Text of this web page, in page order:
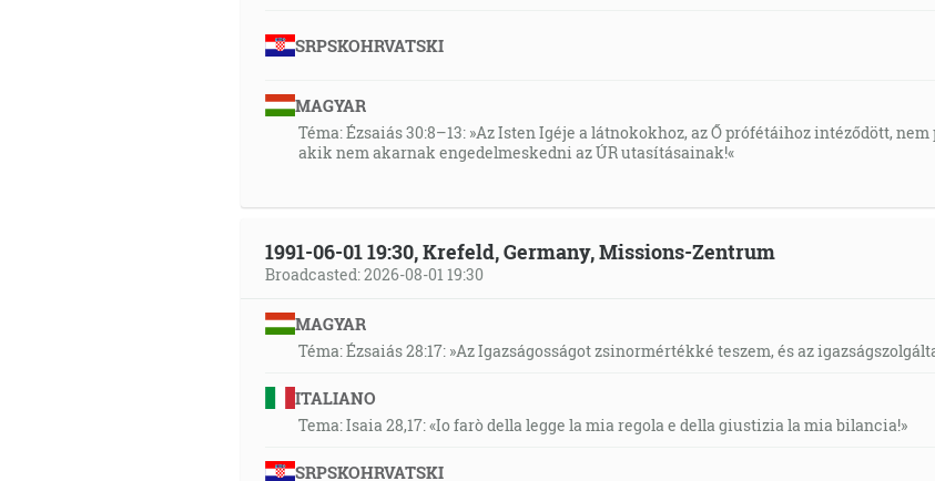
SRPSKOHRVATSKI
MAGYAR
Téma: Ézsaiás 30:8–13: »Az Isten Igéje a látnokokhoz, az Ő prófétáihoz intéződött,
akik nem akarnak engedelmeskedni az ÚR utasításainak!«
1991-06-01 19:30, Krefeld, Germany, Missions-Zentrum
Broadcasted: 2026-08-01 19:30
MAGYAR
Téma: Ézsaiás 28:17: »Az Igazságosságot zsinormértékké teszem, és az
ITALIANO
Tema: Isaia 28,17: «Io farò della legge la mia regola e della giustizia la mia bilancia!»
SRPSKOHRVATSKI